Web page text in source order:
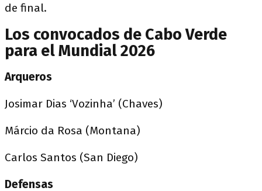
de final.
Los convocados de Cabo Verde
para el Mundial 2026
Arqueros
Josimar Dias ‘Vozinha’ (Chaves)
Márcio da Rosa (Montana)
Carlos Santos (San Diego)
Defensas